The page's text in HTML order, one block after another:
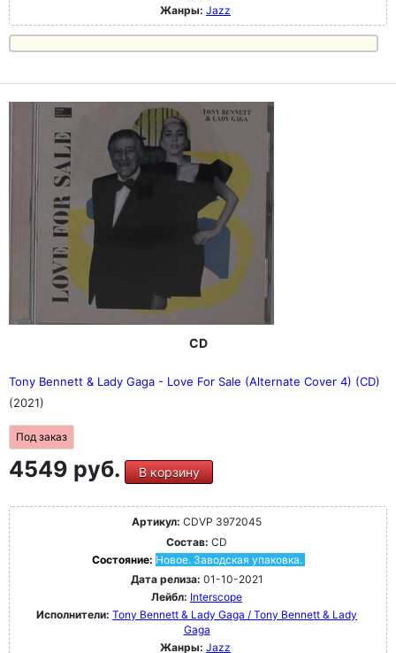
Жанры: Jazz
CD
Tony Bennett & Lady Gaga - Love For Sale (Alternate Cover 4) (CD)
(2021)
Под заказ
4549 руб. В корзину
Артикул: CDVP 3972045
Состав: CD
Состояние: Новое. Заводская упаковка.
Дата релиза: 01-10-2021
Лейбл: Interscope
Исполнители: Tony Bennett & Lady Gaga / Tony Bennett & Lady
Gaga
Жанры: Jazz